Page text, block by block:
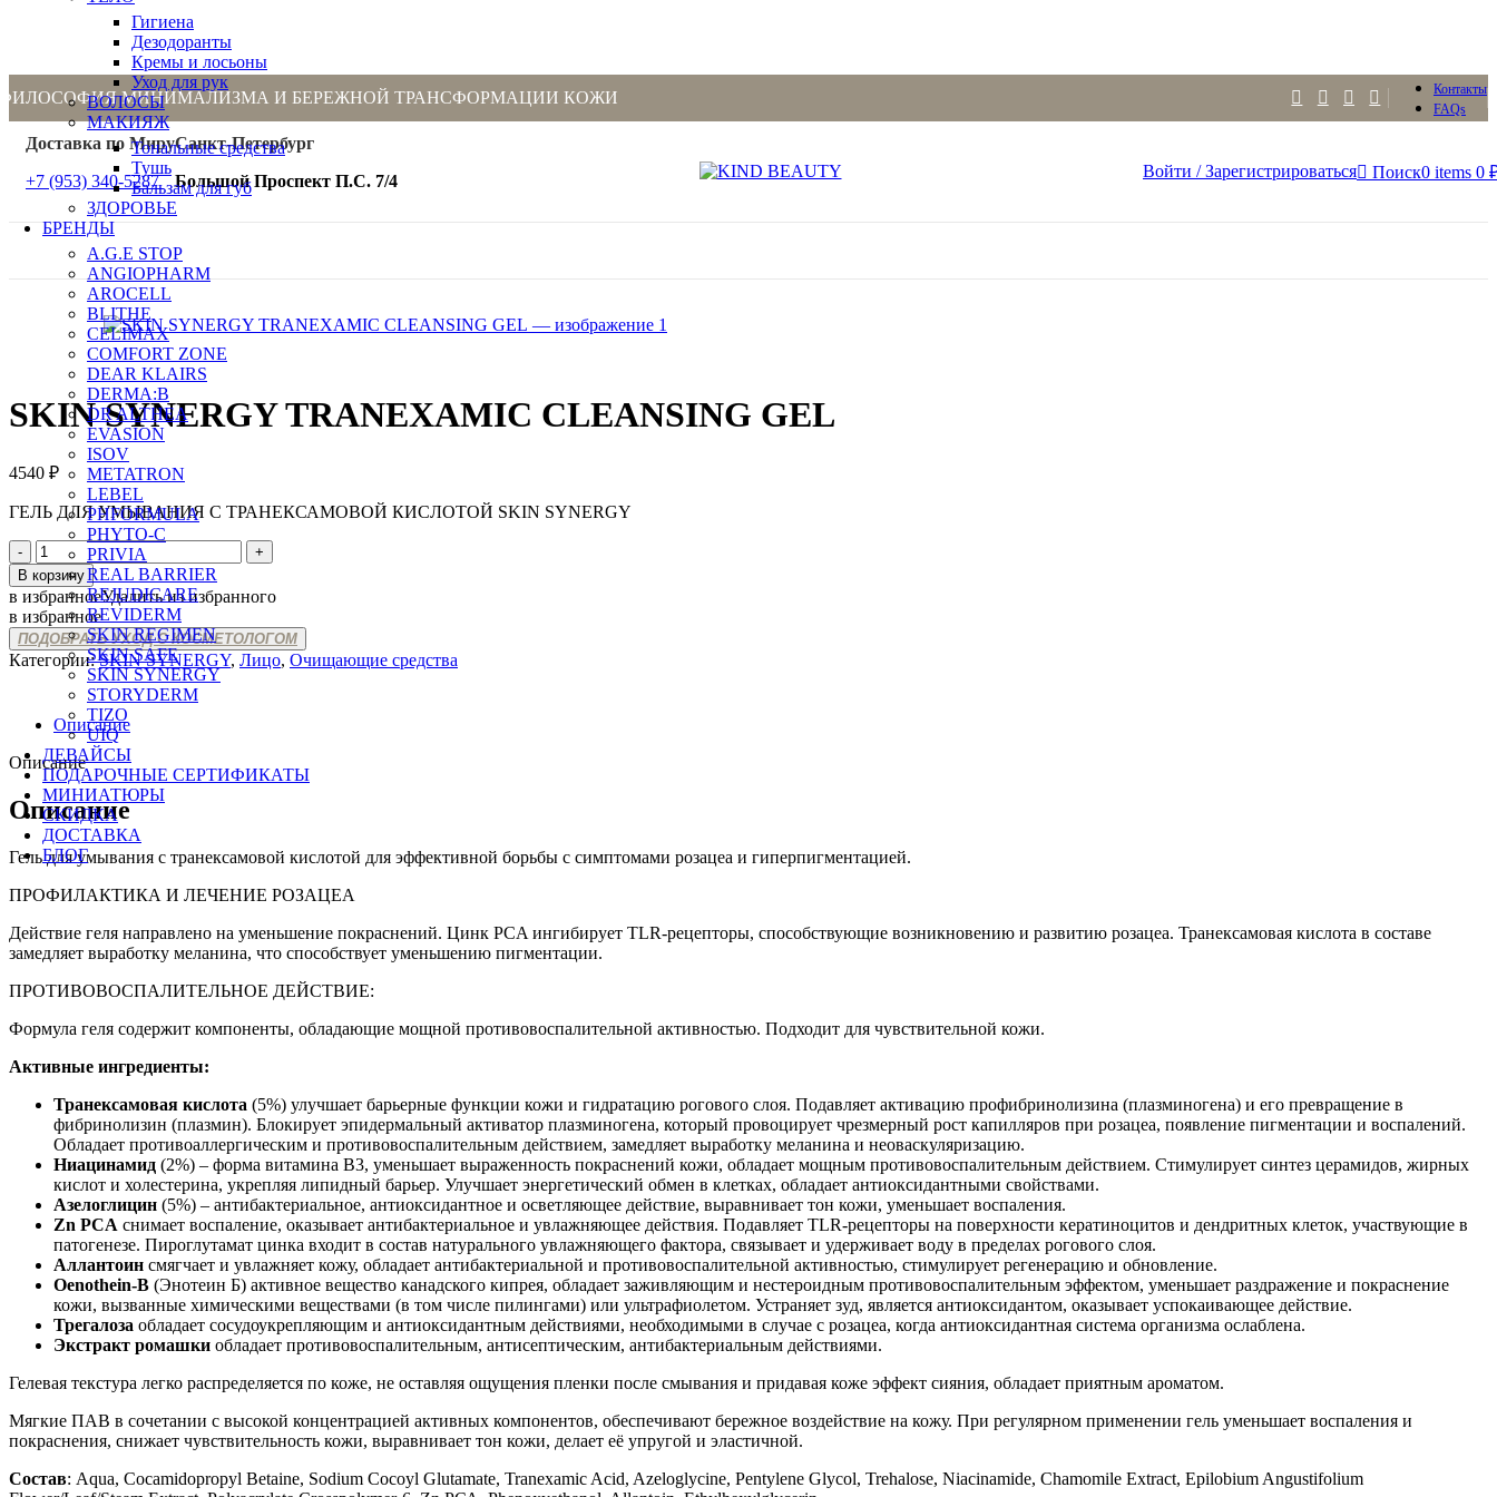
МИНИМАЛИЗМА И БЕРЕЖНОЙ ТРАНСФОРМАЦИИ КОЖИ
Контакты
FAQs
Доставка по Миру
+7 (953) 340-5287
Санкт-Петербург
Большой Проспект П.С. 7/4
Войти / Зарегистрироваться Поиск0 items 0
Гигиена
Дезодоранты
Кремы и лосьоны
Уход для рук
ВОЛОСЫ
МАКИЯЖ
Тональные средства
Тушь
Бальзам для губ
ЗДОРОВЬЕ
БРЕНДЫ
A.G.E STOP
ANGIOPHARM
AROCELL
BLITHE
CELIMAX
COMFORT ZONE
DEAR KLAIRS
DERMA:B
DR ALTHEA
EVASION
ISOV
METATRON
LEBEL
PHFORMULA
PHYTO-C
PRIVIA
REAL BARRIER
REJUDICARE
REVIDERM
SKIN REGIMEN
SKIN SAFE
SKIN SYNERGY
STORYDERM
TIZO
UIQ
ДЕВАЙСЫ
ПОДАРОЧНЫЕ СЕРТИФИКАТЫ
МИНИАТЮРЫ
СКИДКА
ДОСТАВКА
БЛОГ
SKIN SYNERGY TRANEXAMIC CLEANSING GEL
4540 ₽
ГЕЛЬ ДЛЯ УМЫВАНИЯ С ТРАНЕКСАМОВОЙ КИСЛОТОЙ SKIN SYNERGY
Количество
товара
SKIN
SYNERGY
TRANEXAMIC
CLEANSING
GEL
В корзину
в избранноеУдалить из избранного
в избранное
ПОДОБРАТЬ УХОД С КОСМЕТОЛОГОМ
Категории: SKIN SYNERGY, Лицо, Очищающие средства
Описание
Описание
Описание
Гель для умывания с транексамовой кислотой для эффективной борьбы с симптомами розацеа и гиперпигментацией.
ПРОФИЛАКТИКА И ЛЕЧЕНИЕ РОЗАЦЕА
Действие геля направлено на уменьшение покраснений. Цинк PCA ингибирует TLR-рецепторы, способствующие возникновению и развитию розацеа. Транексамовая кислота в составе
замедляет выработку меланина, что способствует уменьшению пигментации.
ПРОТИВОВОСПАЛИТЕЛЬНОЕ ДЕЙСТВИЕ:
Формула геля содержит компоненты, обладающие мощной противовоспалительной активностью. Подходит для чувствительной кожи.
Активные ингредиенты:
Транексамовая кислота (5%) улучшает барьерные функции кожи и гидратацию рогового слоя. Подавляет активацию профибринолизина (плазминогена) и его превращение в
фибринолизин (плазмин). Блокирует эпидермальный активатор плазминогена, который провоцирует чрезмерный рост капилляров при розацеа, появление пигментации и воспалений.
Обладает противоаллергическим и противовоспалительным действием, замедляет выработку меланина и неоваскуляризацию.
Ниацинамид (2%) – форма витамина В3, уменьшает выраженность покраснений кожи, обладает мощным противовоспалительным действием. Стимулирует синтез церамидов, жирных
кислот и холестерина, укрепляя липидный барьер. Улучшает энергетический обмен в клетках, обладает антиоксидантными свойствами.
Азелоглицин (5%) – антибактериальное, антиоксидантное и осветляющее действие, выравнивает тон кожи, уменьшает воспаления.
Zn PCA снимает воспаление, оказывает антибактериальное и увлажняющее действия. Подавляет TLR-рецепторы на поверхности кератиноцитов и дендритных клеток, участвующие в
патогенезе. Пироглутамат цинка входит в состав натурального увлажняющего фактора, связывает и удерживает воду в пределах рогового слоя.
Аллантоин смягчает и увлажняет кожу, обладает антибактериальной и противовоспалительной активностью, стимулирует регенерацию и обновление.
Oenothein-B (Энотеин Б) активное вещество канадского кипрея, обладает заживляющим и нестероидным противовоспалительным эффектом, уменьшает раздражение и покраснение
кожи, вызванные химическими веществами (в том числе пилингами) или ультрафиолетом. Устраняет зуд, является антиоксидантом, оказывает успокаивающее действие.
Трегалоза обладает сосудоукрепляющим и антиоксидантным действиями, необходимыми в случае с розацеа, когда антиоксидантная система организма ослаблена.
Экстракт ромашки обладает противовоспалительным, антисептическим, антибактериальным действиями.
Гелевая текстура легко распределяется по коже, не оставляя ощущения пленки после смывания и придавая коже эффект сияния, обладает приятным ароматом.
Мягкие ПАВ в сочетании с высокой концентрацией активных компонентов, обеспечивают бережное воздействие на кожу. При регулярном применении гель уменьшает воспаления и
покраснения, снижает чувствительность кожи, выравнивает тон кожи, делает её упругой и эластичной.
Состав: Aqua, Cocamidopropyl Betaine, Sodium Cocoyl Glutamate, Tranexamic Acid, Azeloglycine, Рentylene Glycol, Trehalose, Niacinamide, Chamomile Extract, Epilobium Angustifolium